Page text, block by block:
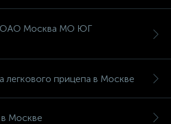
Москва МО ЮГ
легкового прицепа в Москве
в Москве